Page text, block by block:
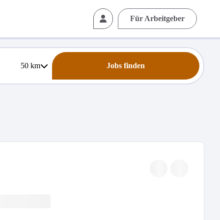
Für Arbeitgeber
50km Jobs finden